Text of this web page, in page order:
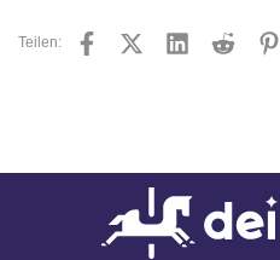
Teilen: FacebookX (Twitter)LinkedInReddit